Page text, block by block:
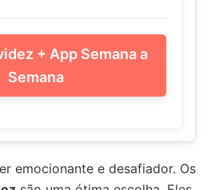
+ App Semana a
Semana
emocionante e desafiador. Os